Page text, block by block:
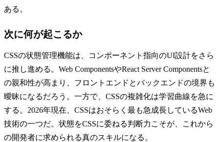
ある。
次に何が起こるか
CSSの状態管理機能は、コンポーネント指向のUI設計をさら
に推し進める。Web ComponentsやReact Server Componentsと
の親和性が高まり、フロントエンドとバックエンドの境界も
曖昧になるだろう。一方で、CSSの複雑化は学習曲線を急に
する。2026年現在、CSSはおそらく最も急成長しているWeb
技術の一つだ。状態をCSSに委ねる判断力こそが、これから
の開発者に求められる真のスキルになる。